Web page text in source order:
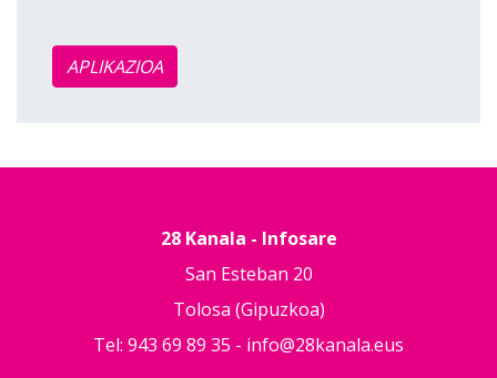
APLIKAZIOA
28 Kanala - Infosare
San Esteban 20
Tolosa (Gipuzkoa)
Tel: 943 69 89 35 - info@28kanala.eus